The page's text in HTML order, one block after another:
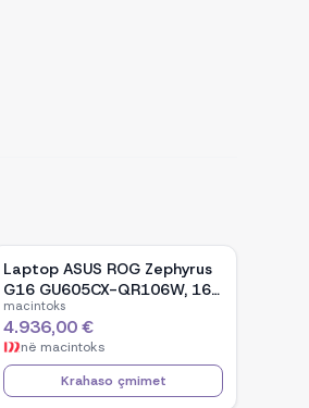
Laptop ASUS ROG Zephyrus
G16 GU605CX-QR106W, 16-
inch WQXGA OLED, Intel Core
Ultra 9 285H, NVIDIA GeForce
RTX 5090, 32GB RAM, 2TB
SSD, Windows 11 - Black
macintoks
4.936,00 €
në macintoks
Krahaso çmimet